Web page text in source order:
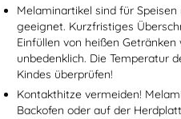
Melaminartikel sind für
geeignet. Kurzfristiges
Einfüllen von heißen
unbedenklich. Die Temperatur
Kindes überprüfen!
Kontakthitze vermeiden!
Backofen oder auf der